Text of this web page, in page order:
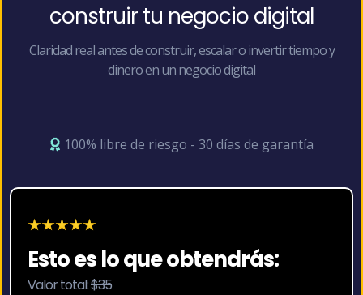
construir tu negocio digital
Claridad real antes de construir, escalar o invertir tiempo y
dinero en un negocio digital
100% libre de riesgo - 30 días de garantía
Esto es lo que obtendrás:
Valor total:$35